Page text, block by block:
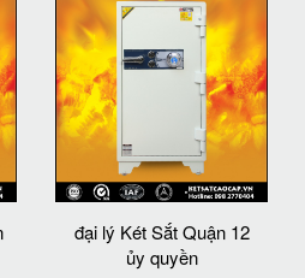
đại lý Két Sắt Quận 12
ủy quyền